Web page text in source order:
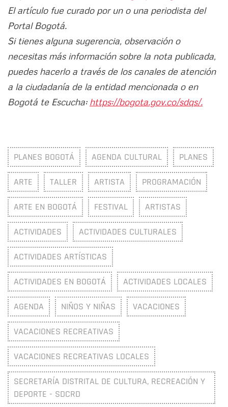
El artículo fue curado por un o una periodista del
Portal Bogotá.
Si tienes alguna sugerencia, observación o
necesitas más información sobre la nota publicada,
puedes hacerlo a través de los canales de atención
a la ciudadanía de la entidad mencionada o en
Bogotá te Escucha: https://bogota.gov.co/sdqs/.
PLANES BOGOTÁ AGENDA CULTURAL PLANES
ARTE TALLER ARTISTA PROGRAMACIÓN
ARTE EN BOGOTÁ FESTIVAL ARTISTAS
ACTIVIDADES ACTIVIDADES CULTURALES
ACTIVIDADES ARTÍSTICAS
ACTIVIDADES EN BOGOTÁ ACTIVIDADES LOCALES
AGENDA NIÑOS Y NIÑAS VACACIONES
VACACIONES RECREATIVAS
VACACIONES RECREATIVAS LOCALES
SECRETARÍA DISTRITAL DE CULTURA, RECREACIÓN Y
DEPORTE - SDCRD